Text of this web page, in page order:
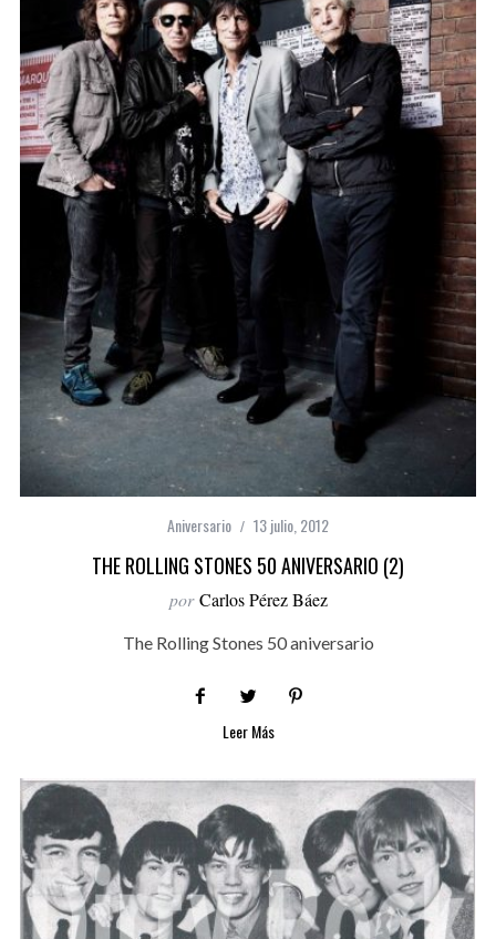
Aniversario 13 julio, 2012
THE ROLLING STONES 50 ANIVERSARIO (2)
por Carlos Pérez Báez
The Rolling Stones 50 aniversario
Leer Más